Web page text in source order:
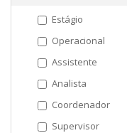
Estágio
Operacional
Assistente
Analista
Coordenador
Supervisor